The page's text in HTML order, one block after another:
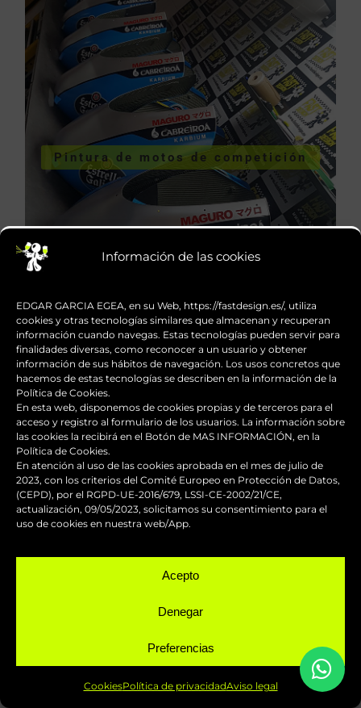
Información de las cookies
EDGAR GARCIA EGEA, en su Web, https://fastdesign.es/, utiliza
cookies y otras tecnologías similares que almacenan y recuperan
información cuando navegas. Estas tecnologías pueden servir para
finalidades diversas, como reconocer a un usuario y obtener
información de sus hábitos de navegación. Los usos concretos que
hacemos de estas tecnologías se describen en la información de la
Política de Cookies.
En esta web, disponemos de cookies propias y de terceros para el
acceso y registro al formulario de los usuarios. La información sobre
las cookies la recibirá en el Botón de MAS INFORMACIÓN, en la
Política de Cookies.
En atención al uso de las cookies aprobada en el mes de julio de
2023, con los criterios del Comité Europeo en Protección de Datos,
(CEPD), por el RGPD-UE-2016/679, LSSI-CE-2002/21/CE,
actualización, 09/05/2023, solicitamos su consentimiento para el
uso de cookies en nuestra web/App.
Acepto
Denegar
Preferencias
CookiesPolítica de privacidadAviso legal
Pintura de motos de competición
Pintura de motos de
competición
VER PINTURA DE MOTOS DE
COMPETICIÓN
Servicios urgentes, hasta en 24
horas
Servicios urgentes,
hasta en 24 horas